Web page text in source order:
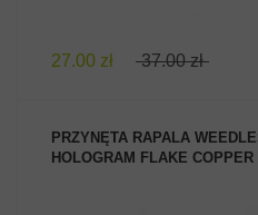
27.00 zł 37.00 zł
PRZYNĘTA RAPALA
HOLOGRAM FLAKE COPPER